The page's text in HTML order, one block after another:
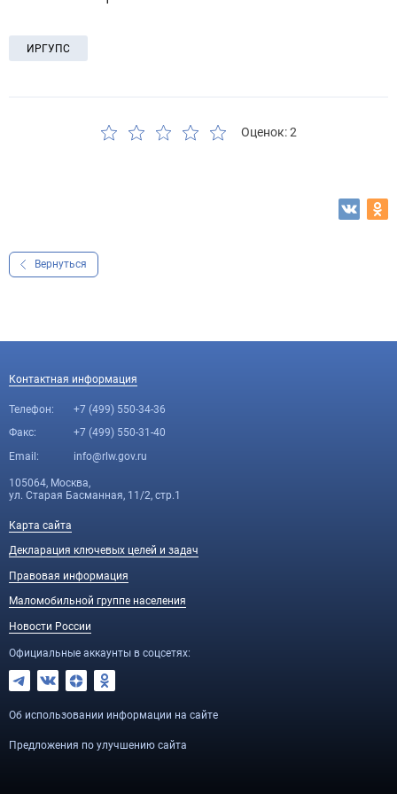
ИРГУПС
Оценок: 2
Вернуться
Контактная информация
Телефон:
+7 (499) 550-34-36
Факс:
+7 (499) 550-31-40
Email:
info@rlw.gov.ru
105064, Москва,
ул. Старая Басманная, 11/2, стр.1
Карта сайта
Декларация ключевых целей и задач
Правовая информация
Маломобильной группе населения
Новости России
Официальные аккаунты в соцсетях:
Об использовании информации на сайте
Предложения по улучшению сайта